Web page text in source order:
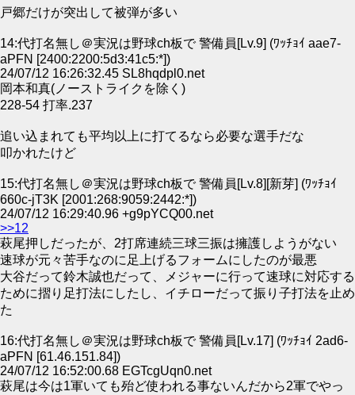
戸郷だけが突出して被弾が多い
14:代打名無し＠実況は野球ch板で 警備員[Lv.9] (ﾜｯﾁｮｲ aae7-
aPFN [2400:2200:5d3:41c5:*])
24/07/12 16:26:32.45 SL8hqdpl0.net
岡本和真(ノーストライクを除く)
228-54 打率.237
追い込まれても平均以上に打てるなら必要な選手だな
叩かれたけど
15:代打名無し＠実況は野球ch板で 警備員[Lv.8][新芽] (ﾜｯﾁｮｲ
660c-jT3K [2001:268:9059:2442:*])
24/07/12 16:29:40.96 +g9pYCQ00.net
>>12
萩尾押しだったが、2打席連続三球三振は擁護しようがない
速球が元々苦手なのに足上げるフォームにしたのが最悪
大谷だって鈴木誠也だって、メジャーに行って速球に対応する
ために摺り足打法にしたし、イチローだって振り子打法を止め
た
16:代打名無し＠実況は野球ch板で 警備員[Lv.17] (ﾜｯﾁｮｲ 2ad6-
aPFN [61.46.151.84])
24/07/12 16:52:00.68 EGTcgUqn0.net
萩尾は今は1軍いても殆ど使われる事ないんだから2軍でやっ